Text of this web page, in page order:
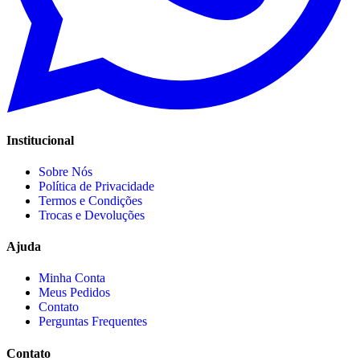
Institucional
Sobre Nós
Política de Privacidade
Termos e Condições
Trocas e Devoluções
Ajuda
Minha Conta
Meus Pedidos
Contato
Perguntas Frequentes
Contato